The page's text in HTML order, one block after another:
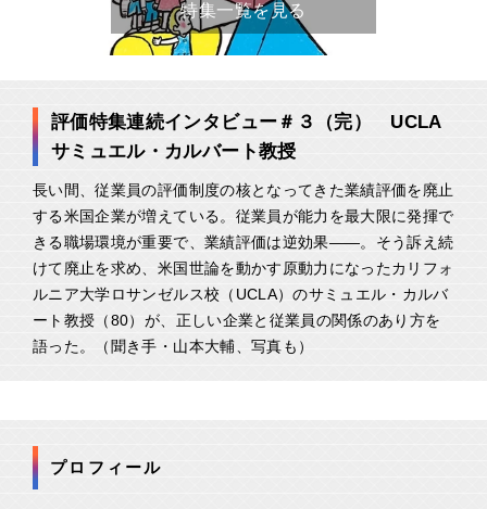
特集一覧を見る
評価特集連続インタビュー＃３（完） UCLA
サミュエル・カルバート教授
長い間、従業員の評価制度の核となってきた業績評価を廃止
する米国企業が増えている。従業員が能力を最大限に発揮で
きる職場環境が重要で、業績評価は逆効果――。そう訴え続
けて廃止を求め、米国世論を動かす原動力になったカリフォ
ルニア大学ロサンゼルス校（UCLA）のサミュエル・カルバ
ート教授（80）が、正しい企業と従業員の関係のあり方を
語った。（聞き手・山本大輔、写真も）
プロフィール